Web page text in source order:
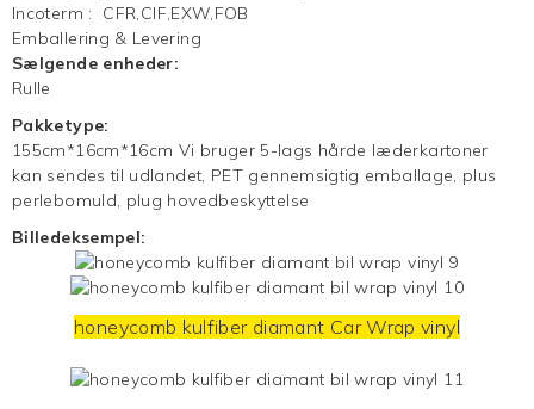
Incoterm :
CFR,CIF,EXW,FOB
Emballering & Levering
Sælgende enheder:
Rulle
Pakketype:
155cm*16cm*16cm Vi bruger 5-lags hårde læderkartoner
kan sendes til udlandet, PET gennemsigtig emballage, plus
perlebomuld, plug hovedbeskyttelse
Billedeksempel:
honeycomb kulfiber diamant Car Wrapvinyl